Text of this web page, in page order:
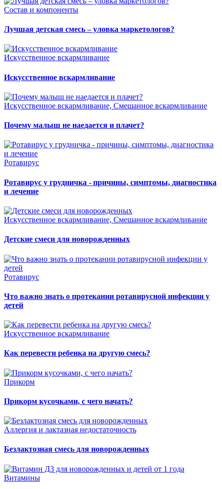
Состав и компоненты
Лучшая детская смесь – уловка маркетологов?
Искусственное вскармливание
Искусственное вскармливание
Искусственное вскармливание, Смешанное вскармливание
Почему малыш не наедается и плачет?
Ротавирус
Ротавирус у грудничка - причины, симптомы, диагностика
и лечение
Искусственное вскармливание, Смешанное вскармливание
Детские смеси для новорожденных
Ротавирус
Что важно знать о протекании ротавирусной инфекции у
детей
Искусственное вскармливание
Как перевести ребенка на другую смесь?
Прикорм
Прикорм кусочками, с чего начать?
Аллергия и лактазная недостаточность
Безлактозная смесь для новорожденных
Витамины